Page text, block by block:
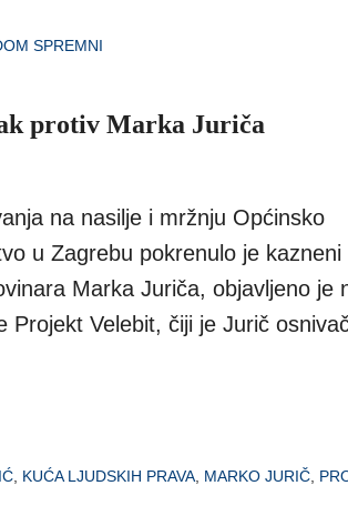
SPREMNI
protiv Marka Juriča
na nasilje i mržnju Općinsko
u Zagrebu pokrenulo je kazneni
Marka Juriča, objavljeno je
Projekt Velebit, čiji je Jurič
KUĆA LJUDSKIH PRAVA MARKO JURIČ